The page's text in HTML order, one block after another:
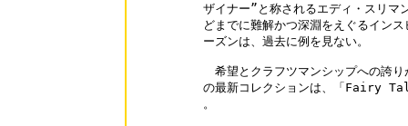
ザイナー”と称されるエディ・スリ
どまでに難解かつ深淵をえぐるイン
ーズンは、過去に例を見ない。
希望とクラフツマンシップへの誇
の最新コレクションは、「Fairy
。